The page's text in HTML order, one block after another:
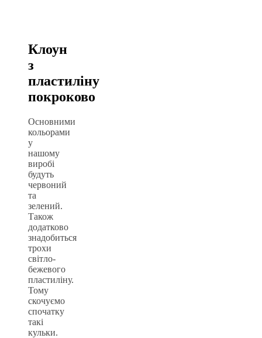
Клоун
з
пластиліну
покроково
Основними
кольорами
у
нашому
виробі
будуть
червоний
та
зелений.
Також
додатково
знадобиться
трохи
світло-
бежевого
пластиліну.
Тому
скочуємо
спочатку
такі
кульки.